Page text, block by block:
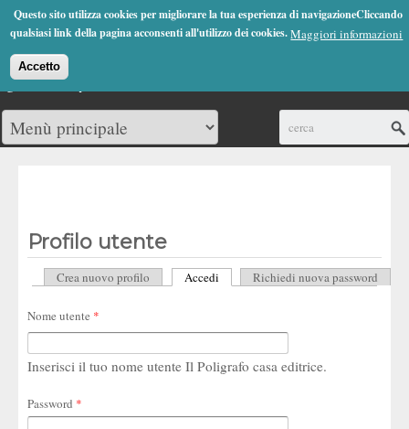
Questo sito utilizza cookies per migliorare la tua esperienza di navigazioneCliccando
qualsiasi link della pagina acconsenti all'utilizzo dei cookies.Maggiori informazioni
Accetto
Jump to Navigation
(0)
Profilo utente
Schede primarie
Crea nuovo profilo Accedi (scheda attiva)
Richiedi nuova password
Nome utente *
Inserisci il tuo nome utente Il Poligrafo casa editrice.
Password *